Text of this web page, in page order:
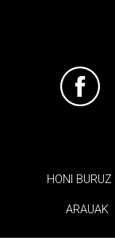
HONI BURUZ
ARAUAK